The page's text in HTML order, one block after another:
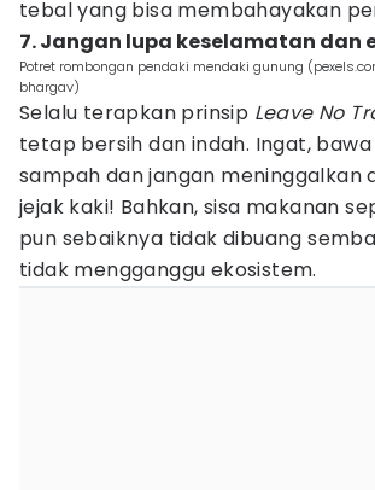
tebal yang bisa membahayakan
7. Jangan lupa keselamatan dan
Potret rombongan pendaki mendaki gunung
bhargav)
Selalu terapkan prinsip Leave No
tetap bersih dan indah. Ingat,
sampah dan jangan meninggalkan
jejak kaki! Bahkan, sisa makanan
pun sebaiknya tidak dibuang
tidak mengganggu ekosistem.